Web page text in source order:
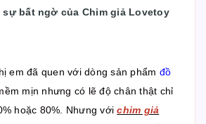
bất ngờ của Chim giả Lovetoy
em đã quen với dòng sản phẩm đồ
mịn nhưng có lẽ độ chân thật chỉ
hoặc 80%. Nhưng vớichim giả